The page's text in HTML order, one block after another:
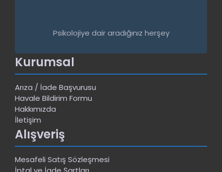
Psikolojiye dair aradığınız herşey
Kurumsal
Arıza / İade Başvurusu
Havale Bildirim Formu
Hakkımızda
İletişim
Alışveriş
Mesafeli Satış Sözleşmesi